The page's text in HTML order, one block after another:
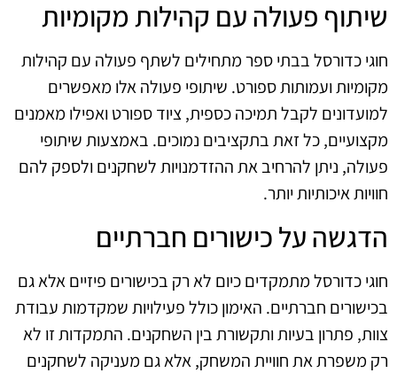
שיתוף פעולה עם קהילות מקומיות
חוגי כדורסל בבתי ספר מתחילים לשתף פעולה עם קהילות
מקומיות ועמותות ספורט. שיתופי פעולה אלו מאפשרים
למועדונים לקבל תמיכה כספית, ציוד ספורט ואפילו מאמנים
מקצועיים, כל זאת בתקציבים נמוכים. באמצעות שיתופי
פעולה, ניתן להרחיב את ההזדמנויות לשחקנים ולספק להם
חוויות איכותיות יותר.
הדגשה על כישורים חברתיים
חוגי כדורסל מתמקדים כיום לא רק בכישורים פיזיים אלא גם
בכישורים חברתיים. האימון כולל פעילויות שמקדמות עבודת
צוות, פתרון בעיות ותקשורת בין השחקנים. התמקדות זו לא
רק משפרת את חוויית המשחק, אלא גם מעניקה לשחקנים